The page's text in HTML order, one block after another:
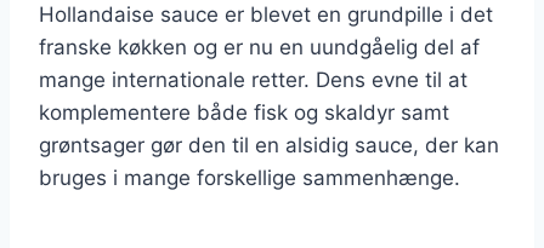
Hollandaise sauce er blevet en grundpille i det
franske køkken og er nu en uundgåelig del af
mange internationale retter. Dens evne til at
komplementere både fisk og skaldyr samt
grøntsager gør den til en alsidig sauce, der kan
bruges i mange forskellige sammenhænge.